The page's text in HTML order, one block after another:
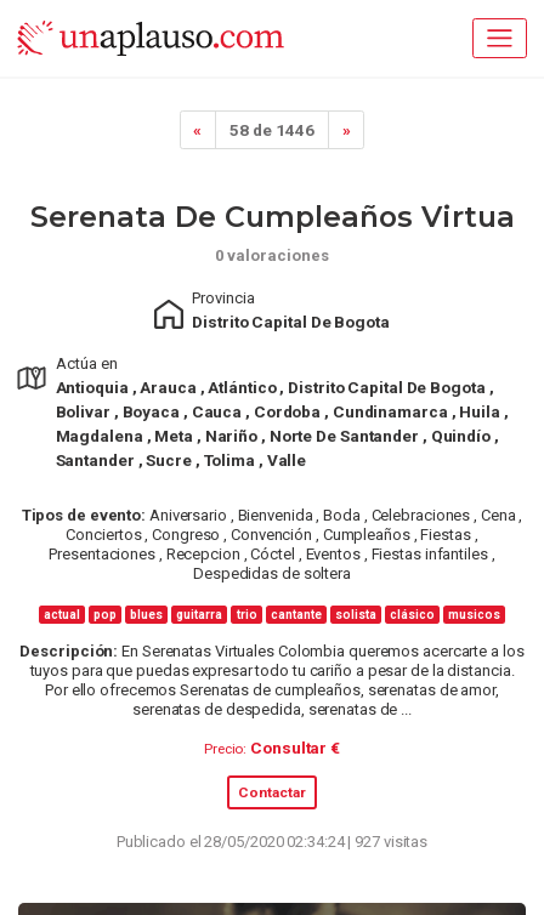
« 58 de 1446 »
Serenata De Cumpleaños Virtua
0 valoraciones
Provincia
Distrito Capital De Bogota
Actúa en
Antioquia , Arauca , Atlántico , Distrito Capital De Bogota ,
Bolivar , Boyaca , Cauca , Cordoba , Cundinamarca , Huila ,
Magdalena , Meta , Nariño , Norte De Santander , Quindío ,
Santander , Sucre , Tolima , Valle
Tipos de evento: Aniversario , Bienvenida , Boda , Celebraciones , Cena ,
Conciertos , Congreso , Convención , Cumpleaños , Fiestas ,
Presentaciones , Recepcion , Cóctel , Eventos , Fiestas infantiles ,
Despedidas de soltera
actual pop blues guitarra trio cantante solista clásico musicos
Descripción: En Serenatas Virtuales Colombia queremos acercarte a los
tuyos para que puedas expresar todo tu cariño a pesar de la distancia.
Por ello ofrecemos Serenatas de cumpleaños, serenatas de amor,
serenatas de despedida, serenatas de ...
Precio: Consultar €
Contactar
Publicado el 28/05/2020 02:34:24 | 927 visitas